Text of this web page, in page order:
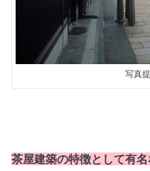
写真
茶屋建築の特徴として有